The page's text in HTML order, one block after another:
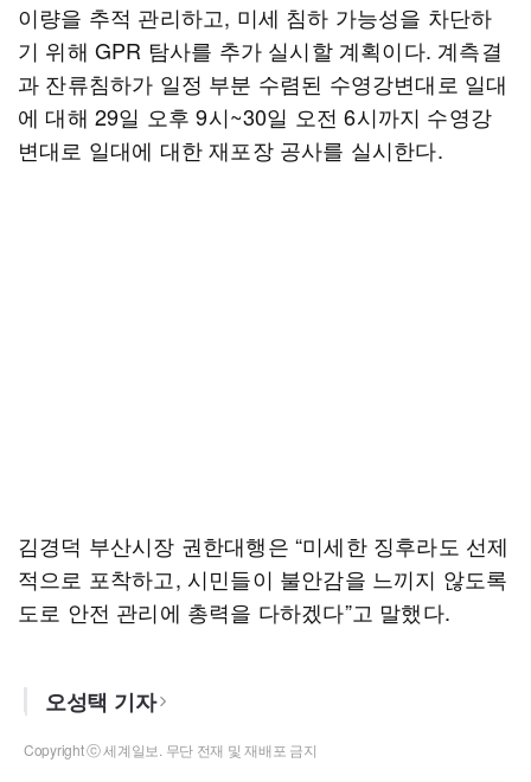
이량을 추적 관리하고, 미세 침하 가능성을 차단하
기 위해 GPR 탐사를 추가 실시할 계획이다. 계측결
과 잔류침하가 일정 부분 수렴된 수영강변대로 일대
에 대해 29일 오후 9시~30일 오전 6시까지 수영강
변대로 일대에 대한 재포장 공사를 실시한다.
김경덕 부산시장 권한대행은 “미세한 징후라도 선제
적으로 포착하고, 시민들이 불안감을 느끼지 않도록
도로 안전 관리에 총력을 다하겠다”고 말했다.
오성택 기자
Copyright ⓒ 세계일보. 무단 전재 및 재배포 금지